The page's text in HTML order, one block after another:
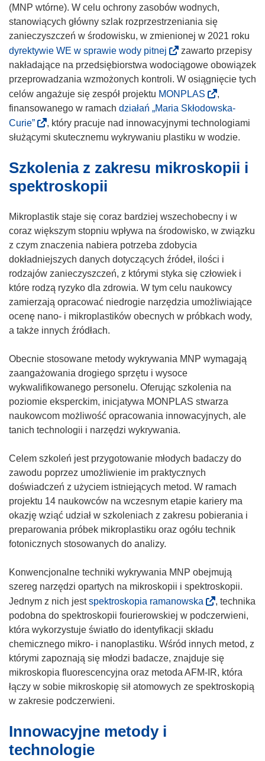
(MNP wtórne). W celu ochrony zasobów wodnych,
stanowiących główny szlak rozprzestrzeniania się
zanieczyszczeń w środowisku, w zmienionej w 2021 roku
dyrektywie WE w sprawie wody pitnej
o
d
n
o
ś
n
k
o
r
z
y
s
i
ę
w
w
y
m
o
k
n
e
)
zawarto przepisy
nakładające na przedsiębiorstwa wodociągowe obowiązek
przeprowadzania wzmożonych kontroli. W osiągnięcie tych
celów angażuje się zespół projektu MONPLAS
o
d
n
ś
o
t
o
r
z
y
s
w
o
w
y
k
n
i
e
)
,
finansowanego w ramach działań „Maria Skłodowska-
Curie”(
o
n
o
ś
i
k
o
t
w
o
r
z
y
i
ę
w
n
o
w
m
o
k
n
i
e
)
, który pracuje nad innowacyjnymi technologiami
służącymi skutecznemu wykrywaniu plastiku w wodzie.
Szkolenia z zakresu mikroskopii i
spektroskopii
Mikroplastik staje się coraz bardziej wszechobecny i w
coraz większym stopniu wpływa na środowisko, w związku
z czym znaczenia nabiera potrzeba zdobycia
dokładniejszych danych dotyczących źródeł, ilości i
rodzajów zanieczyszczeń, z którymi styka się człowiek i
które rodzą ryzyko dla zdrowia. W tym celu naukowcy
zamierzają opracować niedrogie narzędzia umożliwiające
ocenę nano- i mikroplastików obecnych w próbkach wody,
a także innych źródłach.
Obecnie stosowane metody wykrywania MNP wymagają
zaangażowania drogiego sprzętu i wysoce
wykwalifikowanego personelu. Oferując szkolenia na
poziomie eksperckim, inicjatywa MONPLAS stwarza
naukowcom możliwość opracowania innowacyjnych, ale
tanich technologii i narzędzi wykrywania.
Celem szkoleń jest przygotowanie młodych badaczy do
zawodu poprzez umożliwienie im praktycznych
doświadczeń z użyciem istniejących metod. W ramach
projektu 14 naukowców na wczesnym etapie kariery ma
okazję wziąć udział w szkoleniach z zakresu pobierania i
preparowania próbek mikroplastiku oraz ogółu technik
fotonicznych stosowanych do analizy.
Konwencjonalne techniki wykrywania MNP obejmują
szereg narzędzi opartych na mikroskopii i spektroskopii.
Jednym z nich jestspektroskopia ramanowska
o
d
n
o
ś
n
, technika
podobna do spektroskopii fourierowskiej w podczerwieni,
która wykorzystuje światło do identyfikacji składu
chemicznego mikro- i nanoplastiku. Wśród innych metod, z
którymi zapoznają się młodzi badacze, znajduje się
mikroskopia fluorescencyjna oraz metoda AFM-IR, która
łączy w sobie mikroskopię sił atomowych ze spektroskopią
w zakresie podczerwieni.
Innowacyjne metody i
technologie